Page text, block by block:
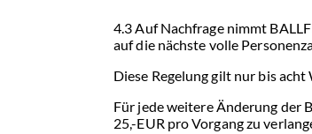
4.3 Auf Nachfrage nimmt
auf die nächste volle
Diese Regelung gilt nur bis
Für jede weitere Änderung der
25,-EUR pro Vorgang zu